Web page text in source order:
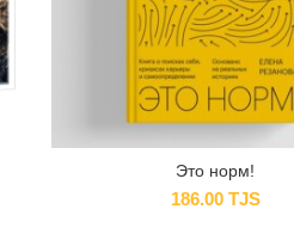
Это норм!
186.00 TJS